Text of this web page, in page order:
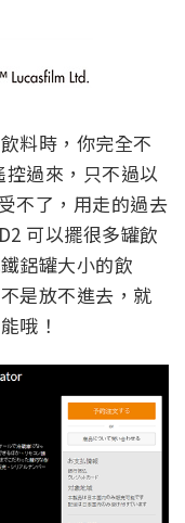
料時，你完全不
過來，只不過以
不了，用走的過去
可以擺很多罐飲
鋁罐大小的飲
是放不進去，就
哦！